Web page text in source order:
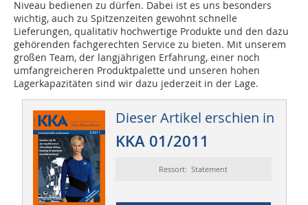
Niveau bedienen zu dürfen. Dabei ist es uns besonders
wichtig, auch zu Spitzenzeiten gewohnt schnelle
Lieferungen, qualitativ hochwertige Produkte und den dazu
gehörenden fachgerechten Service zu bieten. Mit unserem
großen Team, der langjährigen Erfahrung, einer noch
umfangreicheren Produktpalette und unseren hohen
Lagerkapazitäten sind wir dazu jederzeit in der Lage.
Dieser Artikel erschien in
KKA 01/2011
Ressort: Statement